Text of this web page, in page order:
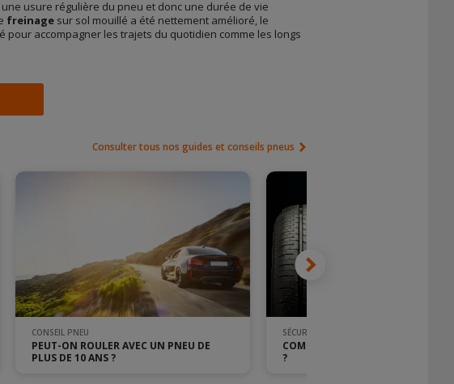
usure régulière du pneu et donc une durée de vie
freinage sur sol mouillé a été nettement amélioré, le
pour accompagner les trajets du quotidien comme les longs
Consulter tous nos guides et conseils pneus
CONSEIL PNEU
PEUT-ON ROULER AVEC UN PNEU DE
PLUS DE 10 ANS ?
SÉCURITÉ
COMMENT REPÉRER LE TÉMOIN
?